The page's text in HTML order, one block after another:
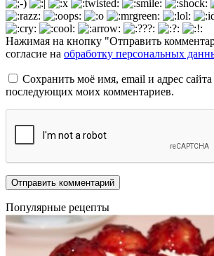
Нажимая на кнопку "Отправить
согласие на обработку персональных
Сохранить моё имя, email и адрес сайта
последующих моих комментариев.
Популярные рецепты